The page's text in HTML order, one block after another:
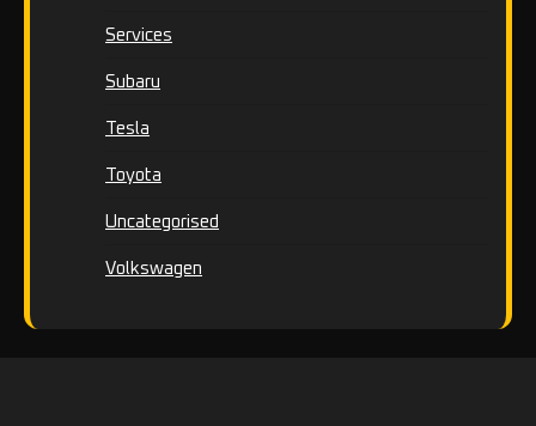
Services
Subaru
Tesla
Toyota
Uncategorised
Volkswagen